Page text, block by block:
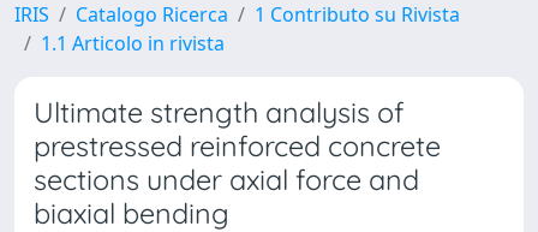
IRIS Catalogo Ricerca
1 Contributo su Rivista
1.1 Articolo in rivista
Ultimate strength analysis of
prestressed reinforced concrete
sections under axial force and
biaxial bending